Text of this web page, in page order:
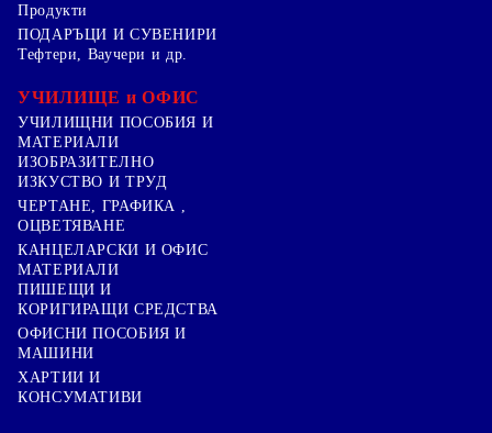
Продукти
ПОДАРЪЦИ И СУВЕНИРИ
Тефтери, Ваучери и др.
УЧИЛИЩЕ и ОФИС
УЧИЛИЩНИ ПОСОБИЯ И
МАТЕРИАЛИ
ИЗОБРАЗИТЕЛНО
ИЗКУСТВО И ТРУД
ЧЕРТАНЕ, ГРАФИКА ,
ОЦВЕТЯВАНЕ
КАНЦЕЛАРСКИ И ОФИС
МАТЕРИАЛИ
ПИШЕЩИ И
КОРИГИРАЩИ СРЕДСТВА
ОФИСНИ ПОСОБИЯ И
МАШИНИ
ХАРТИИ И
КОНСУМАТИВИ